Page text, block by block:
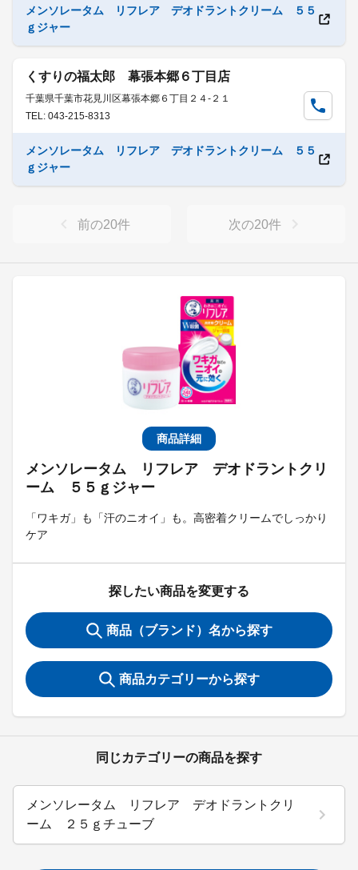
商品詳細
メンソレータム リフレア デオドラントクリ
ーム ５５ｇジャー
「ワキガ」も「汗のニオイ」も。高密着クリームでしっかり
ケア
探したい商品を変更する
商品（ブランド）名から探す
商品カテゴリーから探す
同じカテゴリーの商品を探す
メンソレータム リフレア デオドラントクリ
ーム ２５ｇチューブ
メンソレータム リフレア デオドラントクリーム ５５
ｇジャー
くすりの福太郎 幕張本郷６丁目店
千葉県千葉市花見川区幕張本郷６丁目２４-２１
TEL: 043-215-8313
メンソレータム リフレア デオドラントクリーム ５５
ｇジャー
前の20件 次の20件